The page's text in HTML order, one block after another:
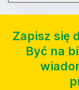
Zapisz się
Być na